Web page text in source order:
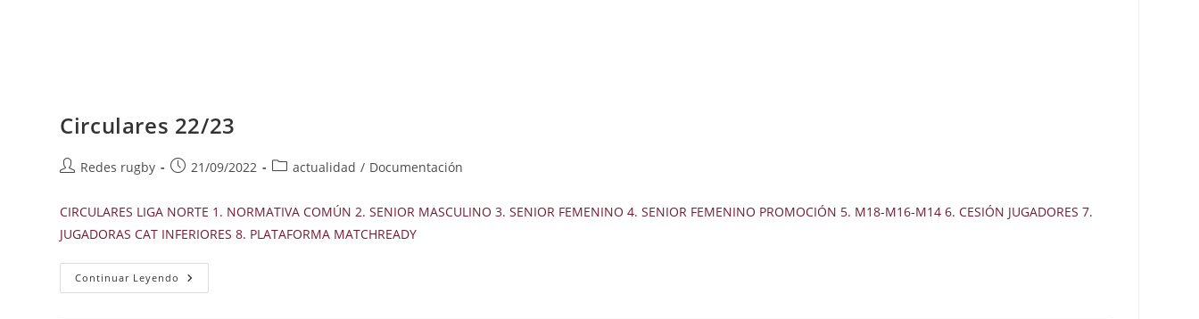
Circulares 22/23
Autor
entrada:
Redes rugby
Publicación
entrada:
21/09/2022
Categoría
entrada:
actualidad / Documentación
CIRCULARES LIGA NORTE 1. NORMATIVA COMÚN 2. SENIOR MASCULINO 3. SENIOR FEMENINO 4. SENIOR FEMENINO PROMOCIÓN 5. M18-M16-M14 6. CESIÓN JUGADORES 7.
JUGADORAS CAT INFERIORES 8. PLATAFORMA MATCHREADY
Continuar Leyendo Circulares
22/23